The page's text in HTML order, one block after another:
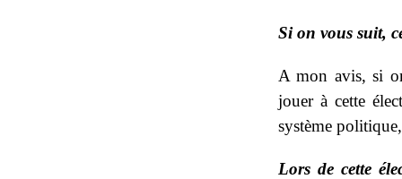
Si on vous suit,
A mon avis, si
jouer à cette
système
Lors de cette